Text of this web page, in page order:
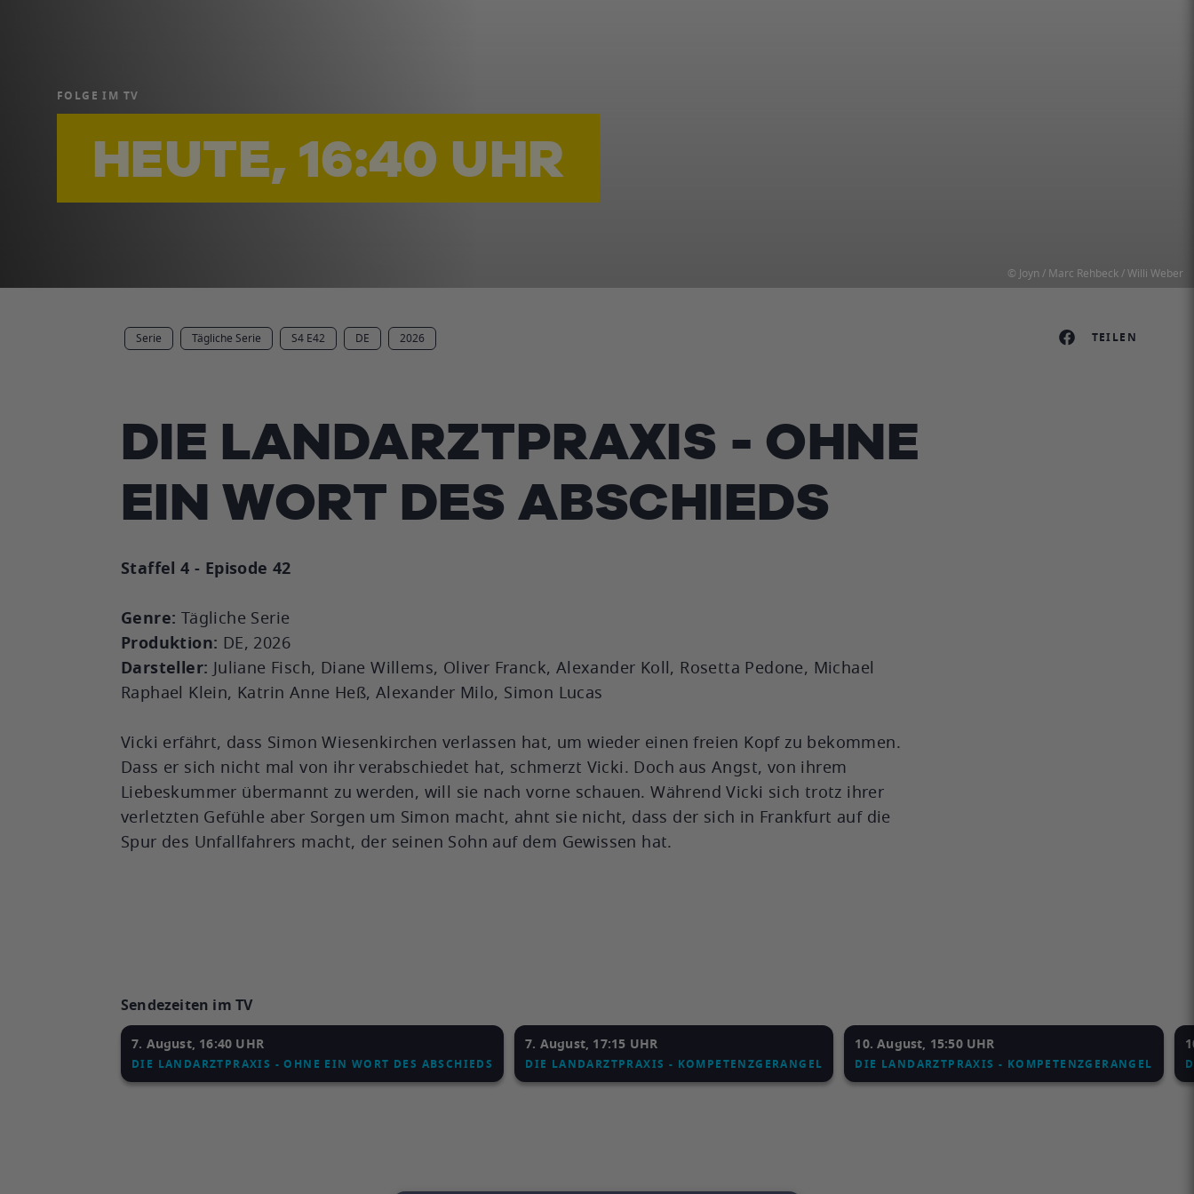
© Joyn / Marc Rehbeck / Willi Weber
FOLGE IM TV
HEUTE, 16:40 UHR
TEILEN
Serie Tägliche Serie S4 E42 DE 2026
DIE LANDARZTPRAXIS - OHNE
EIN WORT DES ABSCHIEDS
Staffel 4 - Episode 42
Genre: Tägliche Serie
Produktion: DE, 2026
Darsteller: Juliane Fisch, Diane Willems, Oliver Franck, Alexander Koll, Rosetta Pedone, Michael
Raphael Klein, Katrin Anne Heß, Alexander Milo, Simon Lucas
Vicki erfährt, dass Simon Wiesenkirchen verlassen hat, um wieder einen freien Kopf zu bekommen.
Dass er sich nicht mal von ihr verabschiedet hat, schmerzt Vicki. Doch aus Angst, von ihrem
Liebeskummer übermannt zu werden, will sie nach vorne schauen. Während Vicki sich trotz ihrer
verletzten Gefühle aber Sorgen um Simon macht, ahnt sie nicht, dass der sich in Frankfurt auf die
Spur des Unfallfahrers macht, der seinen Sohn auf dem Gewissen hat.
Sendezeiten im TV
7. August, 16:40 UHR
DIE LANDARZTPRAXIS - OHNE EIN WORT DES ABSCHIEDS
7. August, 17:15 UHR
DIE LANDARZTPRAXIS - KOMPETENZGERANGEL
10. August, 15:50 UHR
DIE LANDARZTPRAXIS - KOMPETENZGERANGEL